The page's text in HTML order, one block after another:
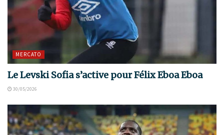
MERCATO
Le Levski Sofia s’active pour Félix Eboa Eboa
30/05/2026